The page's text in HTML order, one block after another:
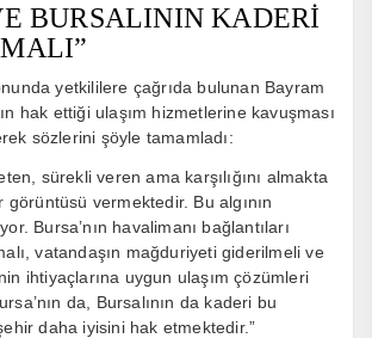
BURSALININ KADERİ
yetkililere çağrıda bulunan Bayram
hak ettiği ulaşım hizmetlerine kavuşması
sözlerini şöyle tamamladı:
sürekli veren ama karşılığını almakta
vermektedir. Bu algının
Bursa’nın havalimanı bağlantıları
vatandaşın mağduriyeti giderilmeli ve
ihtiyaçlarına uygun ulaşım çözümleri
da, Bursalının da kaderi bu
daha iyisini hak etmektedir.”